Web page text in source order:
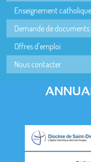
Enseignement catholique
Demande de documents
Offres d'emploi
Nous contacter